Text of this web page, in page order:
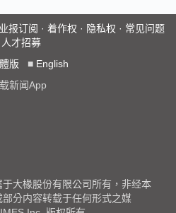
报订阅 · 着作权 · 隐私权 · 常见问题
人才招募
版 ■ English
新闻App
大椽股份有限公司所有，非经本
分内容转载于任何形式之媒